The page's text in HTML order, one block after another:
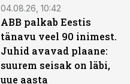
04.08.26, 10:42
ABB palkab Eestis
tänavu veel 90 inimest.
Juhid avavad plaane:
suurem seisak on läbi,
uue aasta